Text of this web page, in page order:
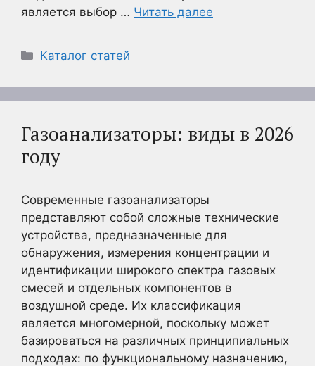
является выбор … Читать далее
Рубрики
Каталог статей
Газоанализаторы: виды в 2026
году
Современные газоанализаторы
представляют собой сложные технические
устройства, предназначенные для
обнаружения, измерения концентрации и
идентификации широкого спектра газовых
смесей и отдельных компонентов в
воздушной среде. Их классификация
является многомерной, поскольку может
базироваться на различных принципиальных
подходах: по функциональному назначению,